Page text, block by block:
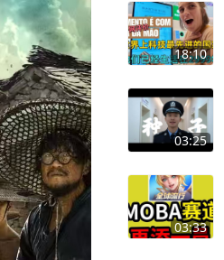
18:10
03:25
03:33